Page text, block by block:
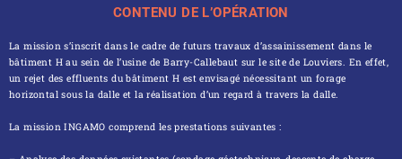
CONTENU DE L’OPÉRATION
La mission s’inscrit dans le cadre de futurs travaux d’assainissement dans le
bâtiment H au sein de l’usine de Barry-Callebaut sur le site de Louviers. En effet,
un rejet des effluents du bâtiment H est envisagé nécessitant un forage
horizontal sous la dalle et la réalisation d’un regard à travers la dalle.
La mission INGAMO comprend les prestations suivantes :